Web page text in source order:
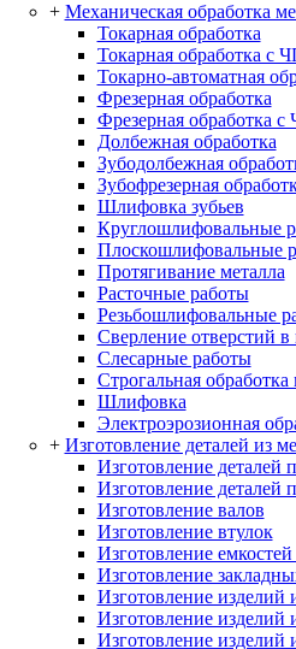
+ Механическая обработка
Токарная обработка
Токарная обработка с
Токарно-автоматная
Фрезерная обработка
Фрезерная обработка
Долбежная обработка
Зубодолбежная
Зубофрезерная
Шлифовка зубьев
Круглошлифовальные
Плоскошлифовальные
Протягивание металла
Расточные работы
Резьбошлифовальные
Сверление отверстий в
Слесарные работы
Строгальная обработка
Шлифовка
Электроэрозионная
+ Изготовление деталей из
Изготовление деталей
Изготовление деталей
Изготовление валов
Изготовление втулок
Изготовление емкостей
Изготовление
Изготовление изделий
Изготовление изделий
Изготовление изделий